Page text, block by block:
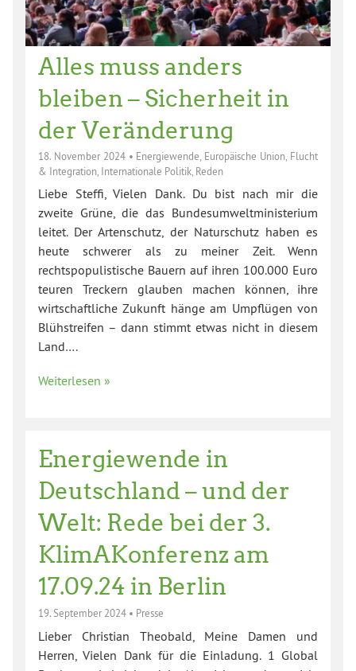
Alles muss anders
bleiben – Sicherheit in
der Veränderung
18. November 2024• Energiewende Europäische Union Flucht
& Integration Internationale Politik Reden
Liebe Steffi, Vielen Dank. Du bist nach mir die
zweite Grüne, die das Bundesumweltministerium
leitet. Der Artenschutz, der Naturschutz haben es
heute schwerer als zu meiner Zeit. Wenn
rechtspopulistische Bauern auf ihren 100.000 Euro
teuren Treckern glauben machen können, ihre
wirtschaftliche Zukunft hänge am Umpflügen von
Blühstreifen – dann stimmt etwas nicht in diesem
Land….
Weiterlesen »
Energiewende in
Deutschland – und der
Welt: Rede bei der 3.
KlimAKonferenz am
17.09.24 in Berlin
19. September 2024 • Presse
Lieber Christian Theobald, Meine Damen und
Herren, Vielen Dank für die Einladung. 1 Global